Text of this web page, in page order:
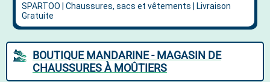
BOUTIQUE MANDARINE - MAGASIN DE
CHAUSSURES À MOÛTIERS